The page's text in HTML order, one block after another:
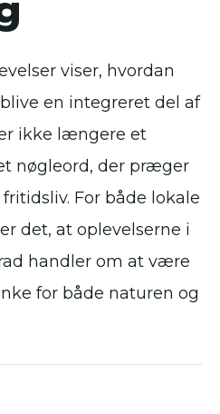
viser, hvordan
en integreret del af
ikke længere et
nøgleord, der præger
For både lokale
det, at oplevelserne i
handler om at være
for både naturen og